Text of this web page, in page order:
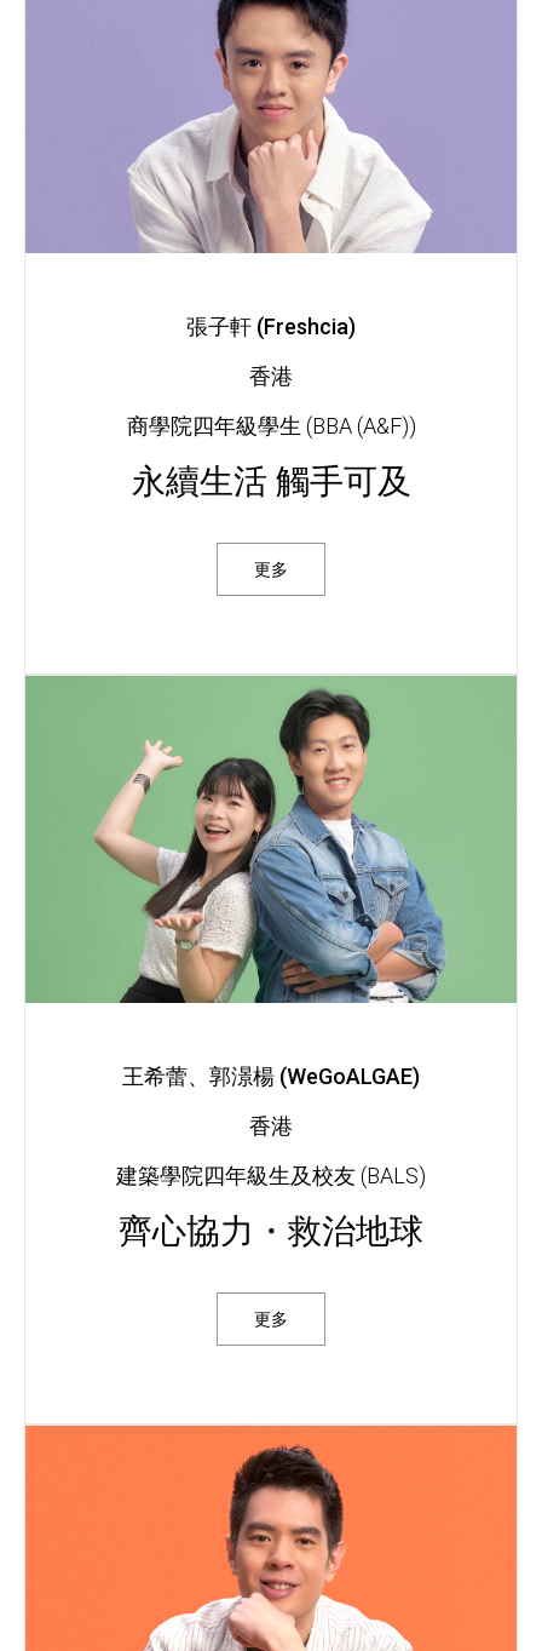
張子軒 (Freshcia)
香港
商學院四年級學生 (BBA (A&F))
永續生活 觸手可及
更多
王希蕾、郭澋楊 (WeGoALGAE)
香港
建築學院四年級生及校友 (BALS)
齊心協力・救治地球
更多